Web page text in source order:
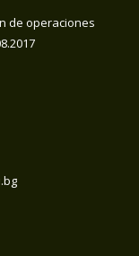
de operaciones